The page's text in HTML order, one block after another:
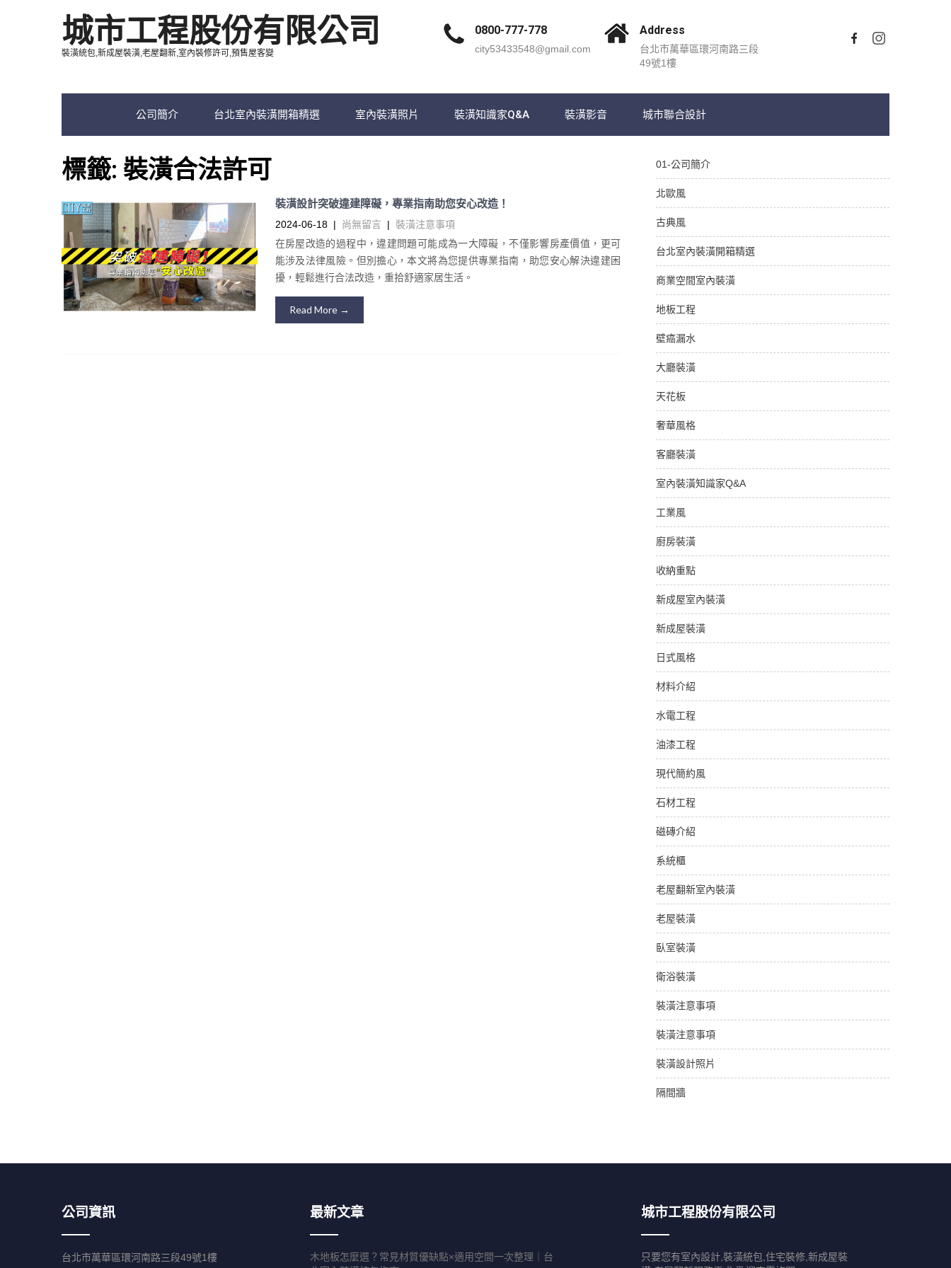
城市工程股份有限公司
裝潢統包,新成屋裝潢,老屋翻新,室內裝修許可,預售屋客變
0800-777-778
city53433548@gmail.com
Address
台北市萬華區環河南路三段
49號1樓
公司簡介 台北室內裝潢開箱精選 室內裝潢照片 裝潢知識家Q&A 裝潢影音 城市聯合設計
標籤: 裝潢合法許可
裝潢設計突破違建障礙，專業指南助您安心改造！
2024-06-18 | 尚無留言 | 裝潢注意事項
在房屋改造的過程中，違建問題可能成為一大障礙，不僅影響房產價值，更可
能涉及法律風險。但別擔心，本文將為您提供專業指南，助您安心解決違建困
擾，輕鬆進行合法改造，重拾舒適家居生活。
Read More →
01-公司簡介
北歐風
古典風
台北室內裝潢開箱精選
商業空間室內裝潢
地板工程
壁癌漏水
大廳裝潢
天花板
奢華風格
客廳裝潢
室內裝潢知識家Q&A
工業風
廚房裝潢
收納重點
新成屋室內裝潢
新成屋裝潢
日式風格
材料介紹
水電工程
油漆工程
現代簡約風
石材工程
磁磚介紹
系統櫃
老屋翻新室內裝潢
老屋裝潢
臥室裝潢
衛浴裝潢
裝潢注意事項
裝潢注意事項
裝潢設計照片
隔間牆
公司資訊
台北市萬華區環河南路三段49號1樓
最新文章
木地板怎麼選？常見材質優缺點×適用空間一次整理｜台
城市工程股份有限公司
只要您有室內設計,裝潢統包,住宅裝修,新成屋裝